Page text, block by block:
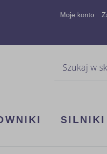
Moje konto
SILNIKI